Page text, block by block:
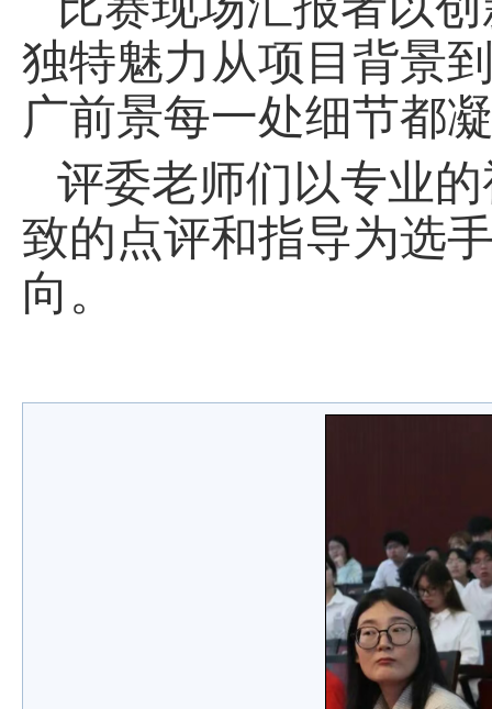
独特魅力从项目背景
广前景每一处细节都
评委老师们以专业
致的点评和指导为选
向。